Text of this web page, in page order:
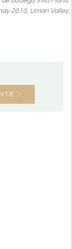
2010, Limarí Valley,